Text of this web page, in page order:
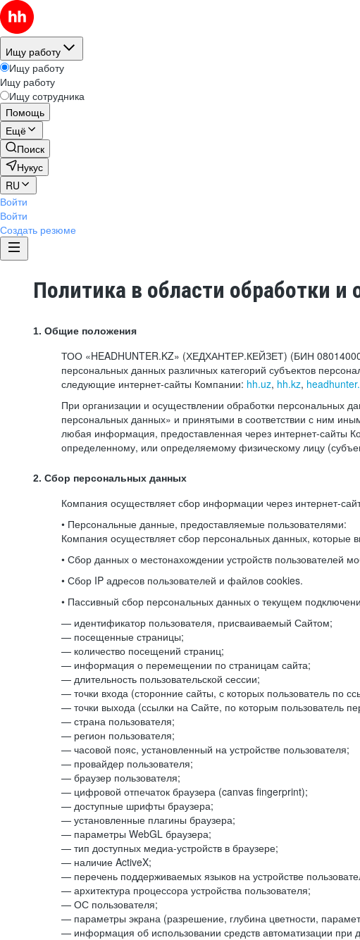
Ищу работу
Ищу работу
Ищу работу
Ищу сотрудника
Помощь
Ещё
Поиск
Нукус
RU
Войти
Войти
Создать резюме
Политика в области обработки
1. Общие положения
ТОО «HEADHUNTER.KZ» (ХЕДХАНТЕР.КЕЙЗЕТ) (БИН
персональных данных различных категорий субъектов
следующие интернет-сайты Компании: hh.uz, hh.kz,
При организации и осуществлении обработки персональных
персональных данных» и принятыми в соответствии с ним
любая информация, предоставленная через интернет-сайты
определенному, или определяемому физическому лицу
2. Сбор персональных данных
Компания осуществляет сбор информации через интернет-
• Персональные данные, предоставляемые пользователями:
Компания осуществляет сбор персональных данных, которые
• Сбор данных о местонахождении устройств пользователей
• Сбор IP адресов пользователей и файлов cookies.
• Пассивный сбор персональных данных о текущем
— идентификатор пользователя, присваиваемый Сайтом;
— посещенные страницы;
— количество посещений страниц;
— информация о перемещении по страницам сайта;
— длительность пользовательской сессии;
— точки входа (сторонние сайты, с которых пользователь по
— точки выхода (ссылки на Сайте, по которым пользователь
— страна пользователя;
— регион пользователя;
— часовой пояс, установленный на устройстве пользователя;
— провайдер пользователя;
— браузер пользователя;
— цифровой отпечаток браузера (canvas fingerprint);
— доступные шрифты браузера;
— установленные плагины браузера;
— параметры WebGL браузера;
— тип доступных медиа-устройств в браузере;
— наличие ActiveX;
— перечень поддерживаемых языков на устройстве
— архитектура процессора устройства пользователя;
— ОС пользователя;
— параметры экрана (разрешение, глубина цветности,
— информация об использовании средств автоматизации при